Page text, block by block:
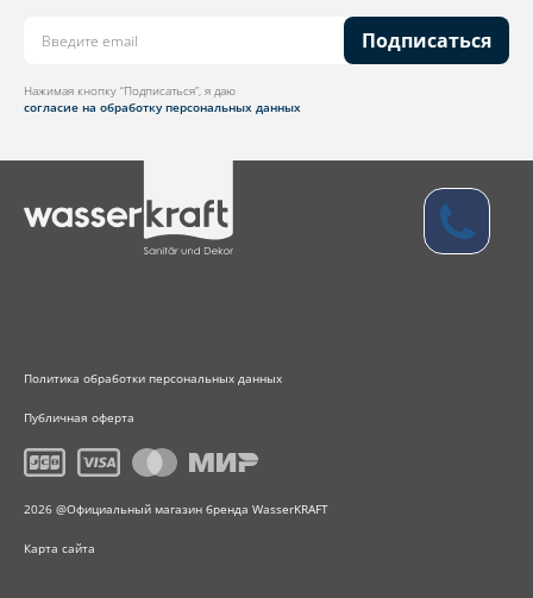
Подписаться
Нажимая кнопку “Подписаться”, я даю
согласие на обработку персональных данных
Политика обработки персональных данных
Публичная оферта
2026 @Официальный магазин бренда WasserKRAFT
Карта сайта